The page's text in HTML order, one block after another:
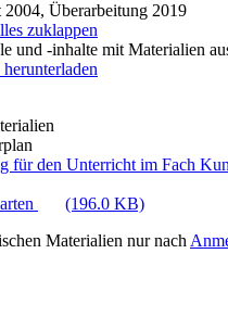
Überarbeitung 2019
zuklappen
und -inhalte mit Materialien
für den Unterricht im Fach
(196.0 KB)
Materialien nur nach